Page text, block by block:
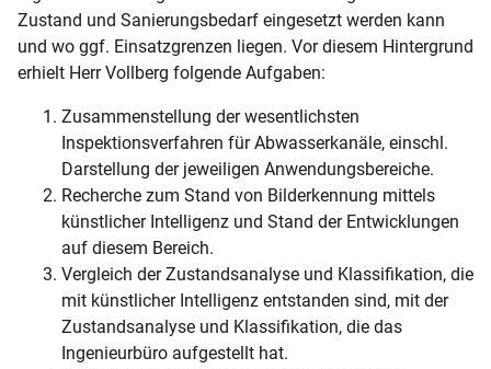
Zustand und Sanierungsbedarf eingesetzt werden kann
und wo ggf. Einsatzgrenzen liegen. Vor diesem Hintergrund
erhielt Herr Vollberg folgende Aufgaben:
Zusammenstellung der wesentlichsten
Inspektionsverfahren für Abwasserkanäle, einschl.
Darstellung der jeweiligen Anwendungsbereiche.
Recherche zum Stand von Bilderkennung mittels
künstlicher Intelligenz und Stand der Entwicklungen
auf diesem Bereich.
Vergleich der Zustandsanalyse und Klassifikation, die
mit künstlicher Intelligenz entstanden sind, mit der
Zustandsanalyse und Klassifikation, die das
Ingenieurbüro aufgestellt hat.